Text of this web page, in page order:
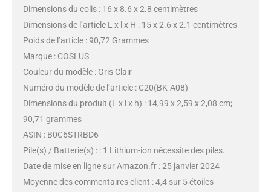
Dimensions du colis : 16 x 8.6 x 2.8 centimètres
Dimensions de l’article L x l x H : 15 x 2.6 x 2.1 centimètres
Poids de l’article : 90,72 Grammes
Marque : COSLUS
Couleur du modèle : Gris Clair
Numéro du modèle de l’article : C20(BK-A08)
Dimensions du produit (L x l x h) : 14,99 x 2,59 x 2,08 cm;
90,71 grammes
ASIN : B0C6STRBD6
Pile(s) / Batterie(s) : : 1 Lithium-ion nécessite des piles.
Date de mise en ligne sur Amazon.fr : 25 janvier 2024
Moyenne des commentaires client : 4,4 sur 5 étoiles